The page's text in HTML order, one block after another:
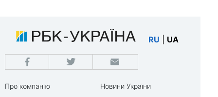
RU UA
Про компанію
Новини України